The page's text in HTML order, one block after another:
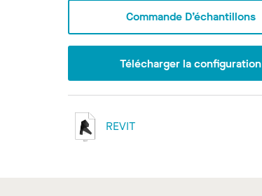
Commande D’échantillons
Télécharger la configuration
REVIT